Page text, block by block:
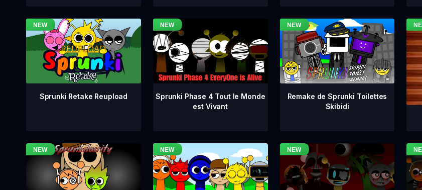
Sprunki Retake Reupload
Sprunki Phase 4 Tout le Monde
est Vivant
Remake de Sprunki Toilettes
Skibidi